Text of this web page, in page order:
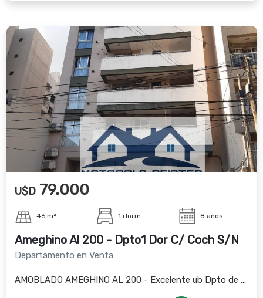
U$D 79.000
46 m² 1 dorm. 8 años
Ameghino Al 200 - Dpto1 Dor C/ Coch S/N
Departamento en Venta
AMOBLADO AMEGHINO AL 200 - Excelente ub Dpto de 1 dor c/coch